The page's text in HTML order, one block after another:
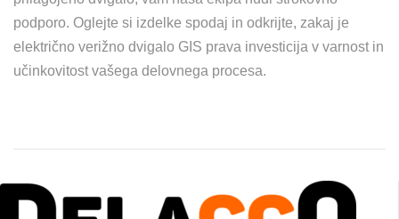
podporo. Oglejte si izdelke spodaj in odkrijte, zakaj je
električno verižno dvigalo GIS prava investicija v varnost in
učinkovitost vašega delovnega procesa.